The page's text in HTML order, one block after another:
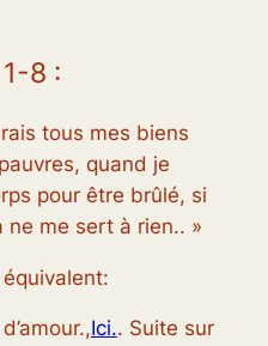
8 :
tous mes biens
quand je
pour être brûlé, si
ne me sert à rien.. »
Ici.. Suite sur